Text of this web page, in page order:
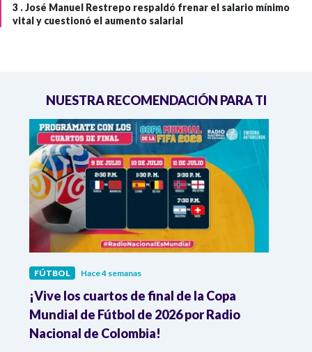
3 .José Manuel Restrepo respaldó frenar el salario mínimo
vital y cuestionó el aumento salarial
NUESTRA RECOMENDACIÓN PARA TI
FÚTBOL Hace 4 semanas
¡Vive los cuartos de final de la Copa
Mundial de Fútbol de 2026 por Radio
Nacional de Colombia!